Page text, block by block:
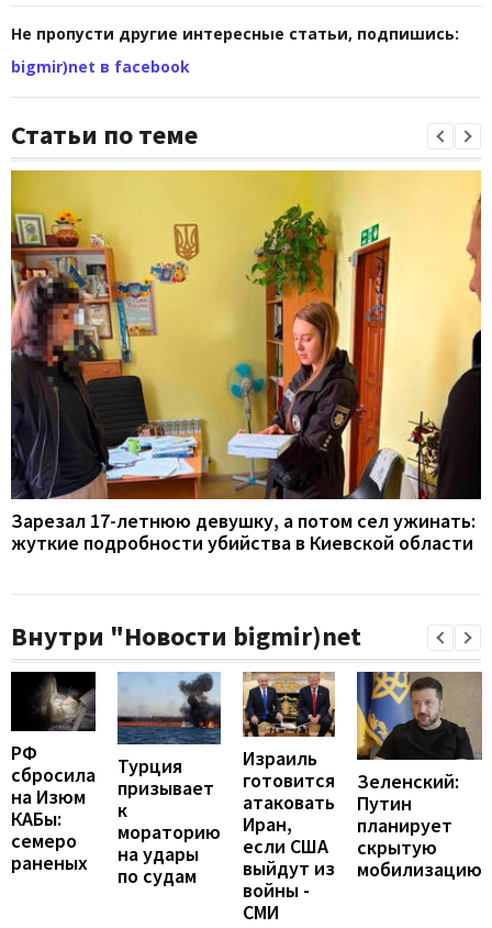
Не пропусти другие интересные статьи, подпишись:
bigmir)net в facebook
Статьи по теме
Зарезал 17-летнюю девушку, а потом сел ужинать:
жуткие подробности убийства в Киевской области
Внутри "Новости bigmir)net
РФ
сбросила
на Изюм
КАБы:
семеро
раненых
Турция
призывает
к
мораторию
на удары
по судам
Израиль
готовится
атаковать
Иран,
если США
выйдут из
войны -
СМИ
Зеленский:
Путин
планирует
скрытую
мобилизацию